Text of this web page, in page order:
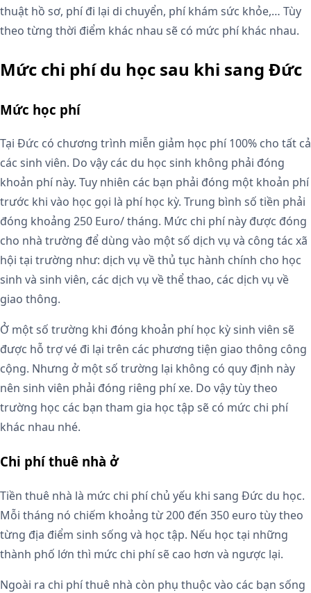
thuật hồ sơ, phí đi lại di chuyển, phí khám sức khỏe,… Tùy
theo từng thời điểm khác nhau sẽ có mức phí khác nhau.
Mức chi phí du học sau khi sang Đức
Mức học phí
Tại Đức có chương trình miễn giảm học phí 100% cho tất cả
các sinh viên. Do vậy các du học sinh không phải đóng
khoản phí này. Tuy nhiên các bạn phải đóng một khoản phí
trước khi vào học gọi là phí học kỳ. Trung bình số tiền phải
đóng khoảng 250 Euro/ tháng. Mức chi phí này được đóng
cho nhà trường để dùng vào một số dịch vụ và công tác xã
hội tại trường như: dịch vụ về thủ tục hành chính cho học
sinh và sinh viên, các dịch vụ về thể thao, các dịch vụ về
giao thông.
Ở một số trường khi đóng khoản phí học kỳ sinh viên sẽ
được hỗ trợ vé đi lại trên các phương tiện giao thông công
cộng. Nhưng ở một số trường lại không có quy định này
nên sinh viên phải đóng riêng phí xe. Do vậy tùy theo
trường học các bạn tham gia học tập sẽ có mức chi phí
khác nhau nhé.
Chi phí thuê nhà ở
Tiền thuê nhà là mức chi phí chủ yếu khi sang Đức du học.
Mỗi tháng nó chiếm khoảng từ 200 đến 350 euro tùy theo
từng địa điểm sinh sống và học tập. Nếu học tại những
thành phố lớn thì mức chi phí sẽ cao hơn và ngược lại.
Ngoài ra chi phí thuê nhà còn phụ thuộc vào các bạn sống